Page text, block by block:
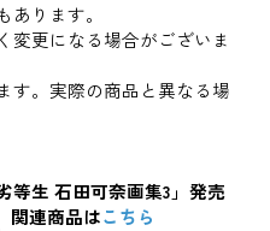
ります。
更になる場合がございま
す。実際の商品と異なる場
生 石田可奈画集3」発売
関連商品はこちら